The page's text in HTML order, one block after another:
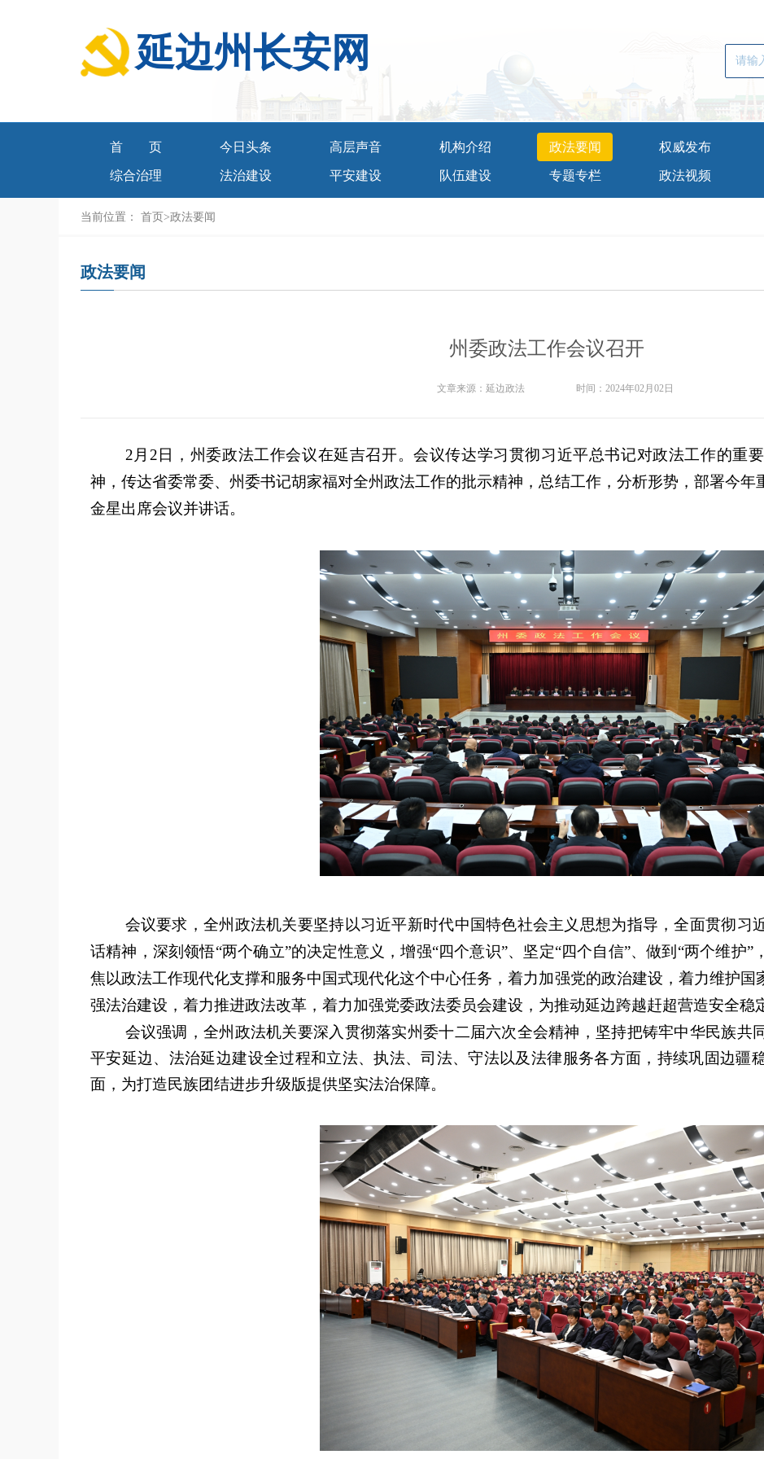
延边州长安网
首页 今日头条 高层声音 机构介绍 政法要闻 权威发布
综合治理 法治建设 平安建设 队伍建设 专题专栏 政法视频
当前位置： 首页 >政法要闻
政法要闻
州委政法工作会议召开
文章来源： 延边政法 时间： 2024年02月02日
2 月 2 日，州委政法工作会议在延吉召开。会议传达学习贯彻习近平总书记对政法工作的重
神，传达省委常委、州委书记胡家福对全州政法工作的批示精神，总结工作，分析形势，部署今年
金星出席会议并讲话。
会议要求，全州政法机关要坚持以习近平新时代中国特色社会主义思想为指导，全面贯彻习
话精神，深刻领悟“两个确立”的决定性意义，增强“四个意识”、坚定“四个自信”、做到 “两个维护”
焦以政法工作现代化支撑和服务中国式现代化这个中心任务，着力加强党的政治建设，着力维护国
强法治建设，着力推进政法改革，着力加强党委政法委员会建设，为推动延边跨越赶超营造安全稳
会议强调，全州政法机关要深入贯彻落实州委十二届六次全会精神，坚持把铸牢中华民族共
平安延边、法治延边建设全过程和立法、执法、司法、守法以及法律服务各方面，持续巩固边疆
面，为打造民族团结进步升级版提供坚实法治保障。